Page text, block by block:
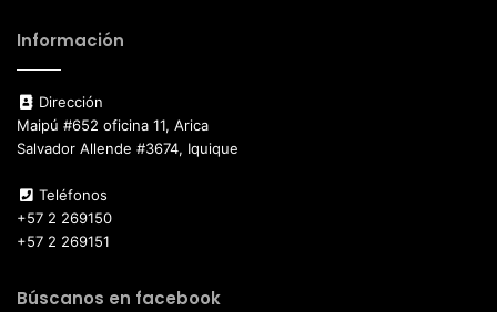
Información
Dirección
Maipú #652 oficina 11, Arica
Salvador Allende #3674, Iquique
Teléfonos
+57 2 269150
+57 2 269151
Búscanos en facebook